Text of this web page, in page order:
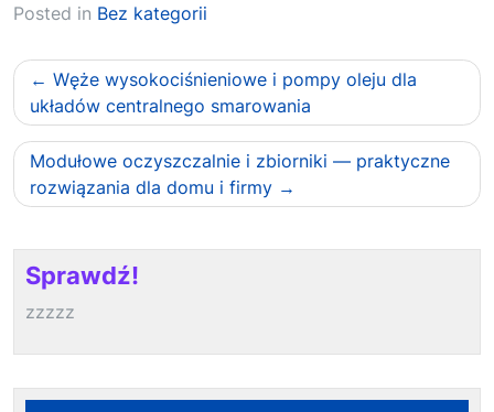
Posted in Bez kategorii
Nawigacja
wpisu
Węże wysokociśnieniowe i pompy oleju dla
układów centralnego smarowania
Modułowe oczyszczalnie i zbiorniki — praktyczne
rozwiązania dla domu i firmy
Sprawdź!
zzzzz